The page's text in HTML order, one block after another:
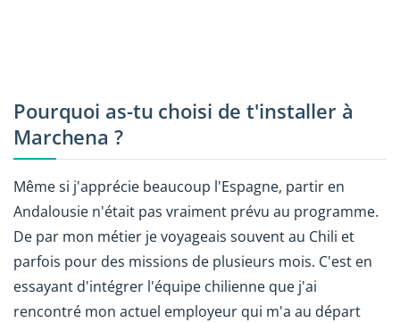
Pourquoi as-tu choisi de t'installer à
Marchena ?
Même si j'apprécie beaucoup l'Espagne, partir en
Andalousie n'était pas vraiment prévu au programme.
De par mon métier je voyageais souvent au Chili et
parfois pour des missions de plusieurs mois. C'est en
essayant d'intégrer l'équipe chilienne que j'ai
rencontré mon actuel employeur qui m'a au départ